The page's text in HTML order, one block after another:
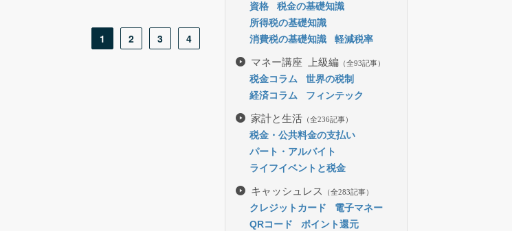
1 2 3 4
資格
税金の基礎知識
所得税の基礎知識
消費税の基礎知識
軽減税率
マネー講座 上級編 （全93記事）
税金コラム
世界の税制
経済コラム
フィンテック
家計と生活 （全236記事）
税金・公共料金の支払い
パート・アルバイト
ライフイベントと税金
キャッシュレス （全283記事）
クレジットカード
電子マネー
QRコード
ポイント還元